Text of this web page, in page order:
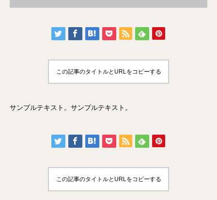
この記事のタイトルとURLをコピーする
サンプルテキスト。サンプルテキスト。
この記事のタイトルとURLをコピーする